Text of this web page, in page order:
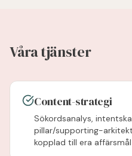
Våra tjänster
Content-strategi
Sökordsanalys,
pillar/supporting-
kopplad till era